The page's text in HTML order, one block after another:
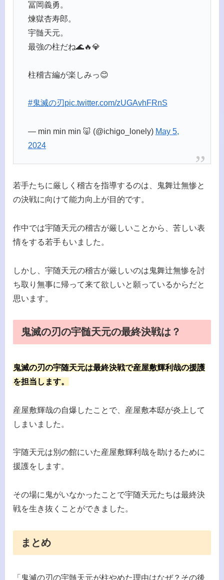
冨岡義勇。
煉獄杏寿郎。
宇髄天元。
最強の柱だね🌊🔥💎
柱稽古編が楽しみっ😊
#鬼滅の刃 pic.twitter.com/zUGAvhFRnS
— min min min 🐷 (@ichigo_lonely) May 5,
2024
若手たちに厳しく稽古を指導するのは、鬼舞辻無惨と
の決戦に向けて能力向上が目的です。
作中では宇随天元の稽古が厳しいことから、苦しい表
情をする若手もいました。
しかし、宇随天元の稽古が厳しいのは鬼舞辻無惨を討
ち取り無事に帰って来て欲しいと願っているからだと
思います。
鬼滅の刃の宇髄天元の最終決戦は？
鬼滅の刃の宇随天元は最終決戦で産屋敷輝利哉の援護
を担当します。
産屋敷輝哉の自爆したことで、産屋敷本邸が炎上して
しまいました。
宇随天元は別の館にいた産屋敷輝利哉を助けるために
援護をします。
その場に鬼がいなかったことで宇随天元たちは最終決
戦を生き抜くことができました。
まとめ
「鬼滅の刃の宇髄天元が柱やめた理由はなぜ？その後